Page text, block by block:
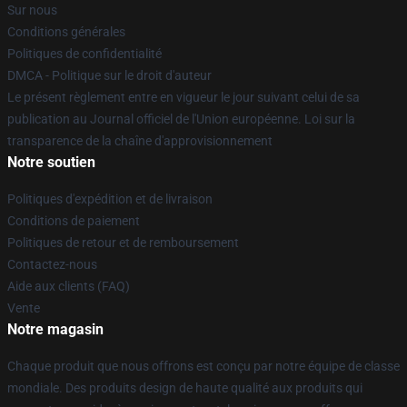
Sur nous
Conditions générales
Politiques de confidentialité
DMCA - Politique sur le droit d'auteur
Le présent règlement entre en vigueur le jour suivant celui de sa
publication au Journal officiel de l'Union européenne. Loi sur la
transparence de la chaîne d'approvisionnement
Notre soutien
Politiques d'expédition et de livraison
Conditions de paiement
Politiques de retour et de remboursement
Contactez-nous
Aide aux clients (FAQ)
Vente
Notre magasin
Chaque produit que nous offrons est conçu par notre équipe de classe
mondiale. Des produits design de haute qualité aux produits qui